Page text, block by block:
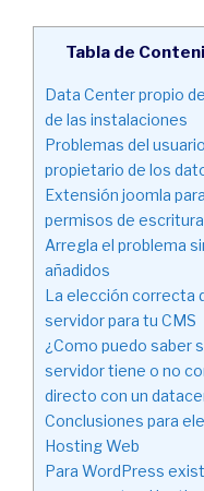
Tabla de
Data Center propio
de las instalaciones
Problemas del usuario
propietario de los
Extensión joomla para
permisos de escritura
Arregla el problema
añadidos
La elección correcta
servidor para tu CMS
¿Como puedo saber
servidor tiene o no
directo con un
Conclusiones para
Hosting Web
Para WordPress